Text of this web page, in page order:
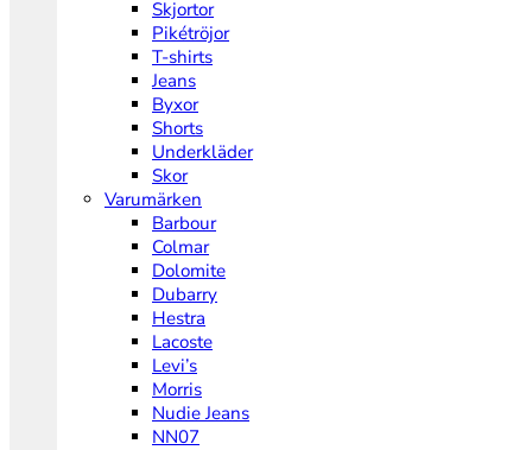
Skjortor
Pikétröjor
T-shirts
Jeans
Byxor
Shorts
Underkläder
Skor
Varumärken
Barbour
Colmar
Dolomite
Dubarry
Hestra
Lacoste
Levi’s
Morris
Nudie Jeans
NN07